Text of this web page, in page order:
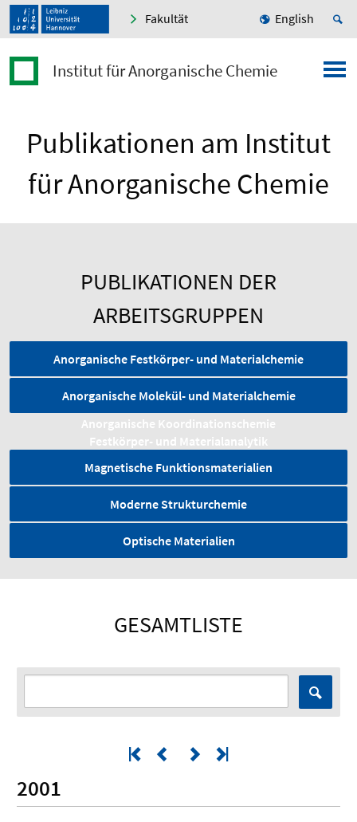
Fakultät English
Institut für Anorganische Chemie
Publikationen am Institut
für Anorganische Chemie
PUBLIKATIONEN DER
ARBEITSGRUPPEN
Anorganische Festkörper- und Materialchemie
Anorganische Molekül- und Materialchemie
Anorganische Koordinationschemie
Festkörper- und Material­analytik
Magnetische Funktionsmaterialien
Moderne Strukturchemie
Optische Materialien
GESAMTLISTE
2001